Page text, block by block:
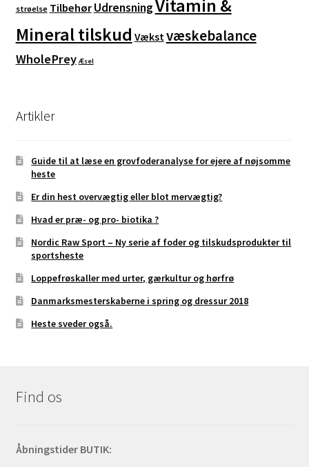
strøelse Tilbehør UdrensningVitamin &
Mineral tilskud Vækst væskebalance
WholePrey Æsel
Artikler
Guide til at læse en grovfoderanalyse for ejere af nøjsomme
heste
Er din hest overvægtig eller blot mervægtig?
Hvad er præ- og pro- biotika ?
Nordic Raw Sport – Ny serie af foder og tilskudsprodukter til
sportsheste
Loppefrøskaller med urter, gærkultur og hørfrø
Danmarksmesterskaberne i spring og dressur 2018
Heste sveder også.
Find os
Åbningstider BUTIK: